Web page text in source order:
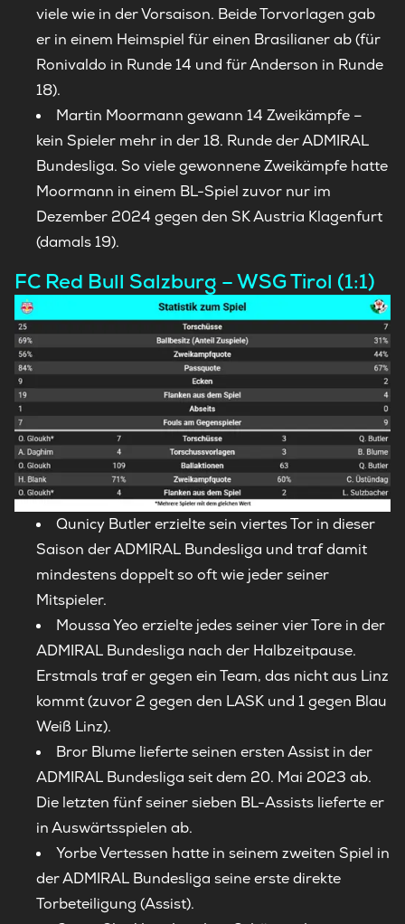
viele wie in der Vorsaison. Beide Torvorlagen gab
er in einem Heimspiel für einen Brasilianer ab (für
Ronivaldo in Runde 14 und für Anderson in Runde
18).
Martin Moormann gewann 14 Zweikämpfe –
kein Spieler mehr in der 18. Runde der ADMIRAL
Bundesliga. So viele gewonnene Zweikämpfe hatte
Moormann in einem BL-Spiel zuvor nur im
Dezember 2024 gegen den SK Austria Klagenfurt
(damals 19).
FC Red Bull Salzburg – WSG Tirol (1:1)
Qunicy Butler erzielte sein viertes Tor in dieser
Saison der ADMIRAL Bundesliga und traf damit
mindestens doppelt so oft wie jeder seiner
Mitspieler.
Moussa Yeo erzielte jedes seiner vier Tore in der
ADMIRAL Bundesliga nach der Halbzeitpause.
Erstmals traf er gegen ein Team, das nicht aus Linz
kommt (zuvor 2 gegen den LASK und 1 gegen Blau
Weiß Linz).
Bror Blume lieferte seinen ersten Assist in der
ADMIRAL Bundesliga seit dem 20. Mai 2023 ab.
Die letzten fünf seiner sieben BL-Assists lieferte er
in Auswärtsspielen ab.
Yorbe Vertessen hatte in seinem zweiten Spiel in
der ADMIRAL Bundesliga seine erste direkte
Torbeteiligung (Assist).